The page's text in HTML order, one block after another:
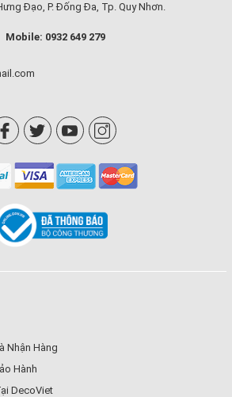
Đạo, P. Đống Đa, Tp. Quy Nhơn.
Mobile: 0932 649 279
Nhận Hàng
Hành
DecoViet